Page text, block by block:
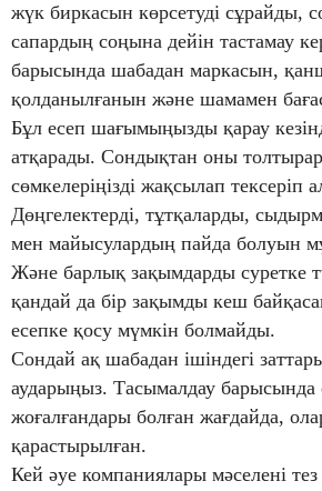
жүк биркасын көрсетуді сұрайды,
сапардың соңына дейін тастамау
барысында шабадан маркасын,
қолданылғанын және шамамен
Бұл есеп шағымыңызды қарау
атқарады. Сондықтан оны
сөмкелеріңізді жақсылап тексеріп
Дөңгелектерді, тұтқаларды,
мен майысулардың пайда болуын
Және барлық зақымдарды суретке
қандай да бір зақымды кеш
есепке қосу мүмкін болмайды.
Сондай ақ шабадан ішіндегі
аударыңыз. Тасымалдау барысында
жоғалғандары болған жағдайда,
қарастырылған.
Кей әуе компаниялары мәселені